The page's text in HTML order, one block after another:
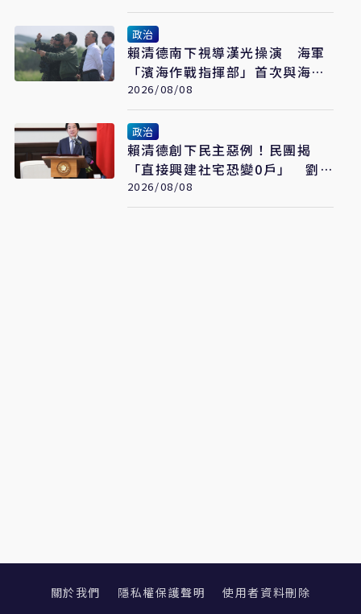
政治
賴清德南下視導漢光操演 海軍
「濱海作戰指揮部」首次與海巡
聯合操演
2026/08/08
政治
賴清德創下民主惡例！民團揭
「直接興建社宅恐變0戶」 劉
世芳駁：以偏概全
2026/08/08
關於我們 隱私權保護聲明 使用者資料刪除